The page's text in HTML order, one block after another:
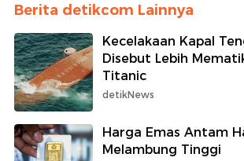
Berita detikcom Lainnya
Kecelakaan Kapal
Disebut Lebih
Titanic
detikNews
Harga Emas Antam
Melambung Tinggi